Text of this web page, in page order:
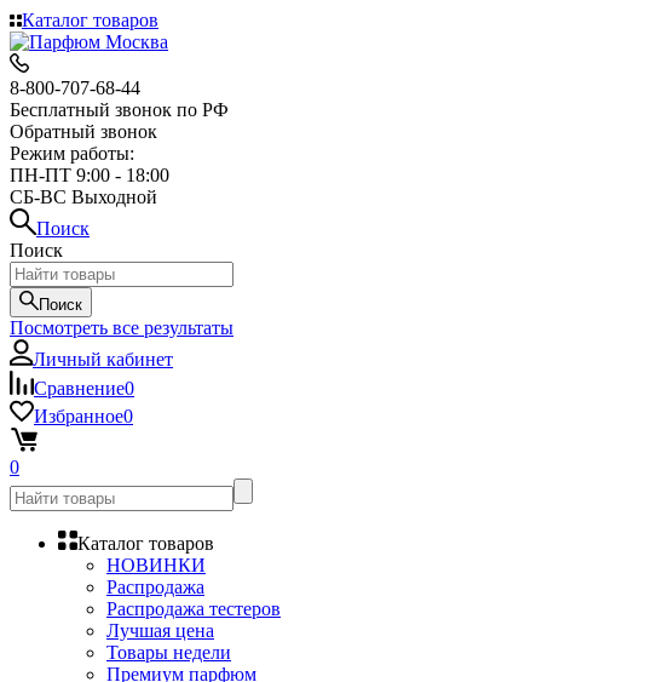
Каталог товаров
8-800-707-68-44
Бесплатный звонок по РФ
Обратный звонок
Режим работы:
ПН-ПТ 9:00 - 18:00
СБ-ВС Выходной
Поиск
Поиск
Поиск
Посмотреть все результаты
Личный кабинет
Сравнение0
Избранное0
0
Каталог товаров
НОВИНКИ
Распродажа
Распродажа тестеров
Лучшая цена
Товары недели
Премиум парфюм